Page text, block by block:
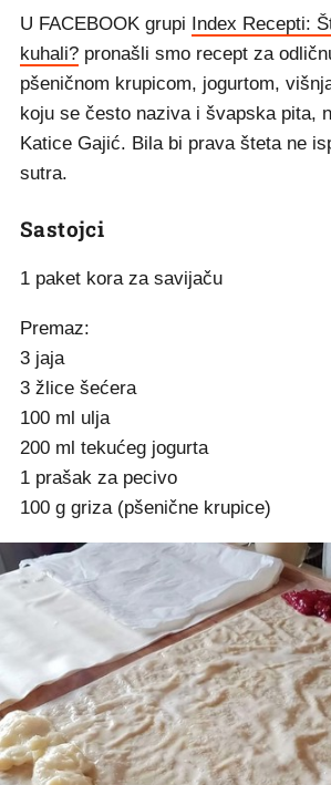
U FACEBOOK grupi Index Recepti:
kuhali? pronašli smo recept za
pšeničnom krupicom, jogurtom,
koju se često naziva i švapska pita,
Katice Gajić. Bila bi prava šteta ne
sutra.
Sastojci
1 paket kora za savijaču
Premaz:
3 jaja
3 žlice šećera
100 ml ulja
200 ml tekućeg jogurta
1 prašak za pecivo
100 g griza (pšenične krupice)